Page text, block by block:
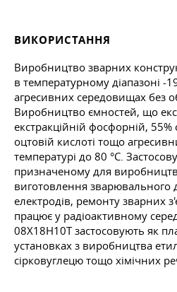
ВИКОРИСТАННЯ
Виробництво зварних
в температурному діапазоні -
агресивних середовищах без
Виробництво ємностей, що
екстракційній фосфорній, 55%
оцтовій кислоті тощо
температурі до 80 °C.
призначеному для
виготовлення зварювального
електродів, ремонту зварних
працює у радіоактивному
08Х18Н10Т застосовують як
установках з виробництва
сірковуглецю тощо хімічних